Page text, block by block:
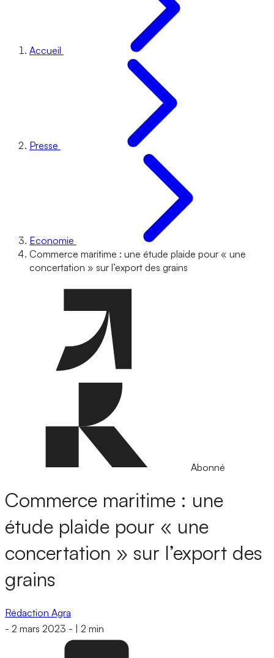
Accueil
Presse
Economie
Commerce maritime : une étude plaide pour « une
concertation » sur l’export des grains
Abonné
Commerce maritime : une
étude plaide pour « une
concertation » sur l’export des
grains
Rédaction Agra
- 2 mars 2023 - 2 min